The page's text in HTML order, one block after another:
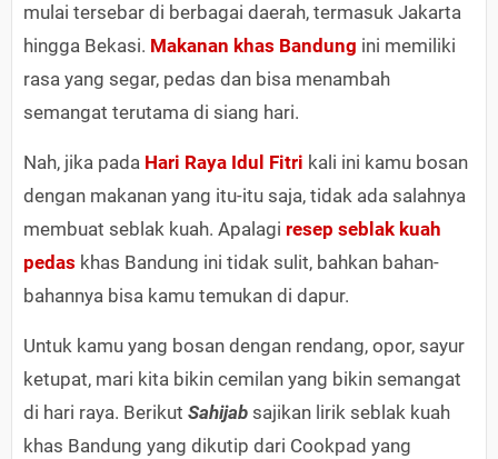
mulai tersebar di berbagai daerah, termasuk Jakarta
hingga Bekasi. Makanan khas Bandung ini memiliki
rasa yang segar, pedas dan bisa menambah
semangat terutama di siang hari.
Nah, jika pada Hari Raya Idul Fitri kali ini kamu bosan
dengan makanan yang itu-itu saja, tidak ada salahnya
membuat seblak kuah. Apalagi resep seblak kuah
pedas khas Bandung ini tidak sulit, bahkan bahan-
bahannya bisa kamu temukan di dapur.
Untuk kamu yang bosan dengan rendang, opor, sayur
ketupat, mari kita bikin cemilan yang bikin semangat
di hari raya. Berikut Sahijab sajikan lirik seblak kuah
khas Bandung yang dikutip dari Cookpad yang